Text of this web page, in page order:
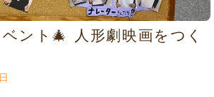
ント🎄 人形劇映画をつく